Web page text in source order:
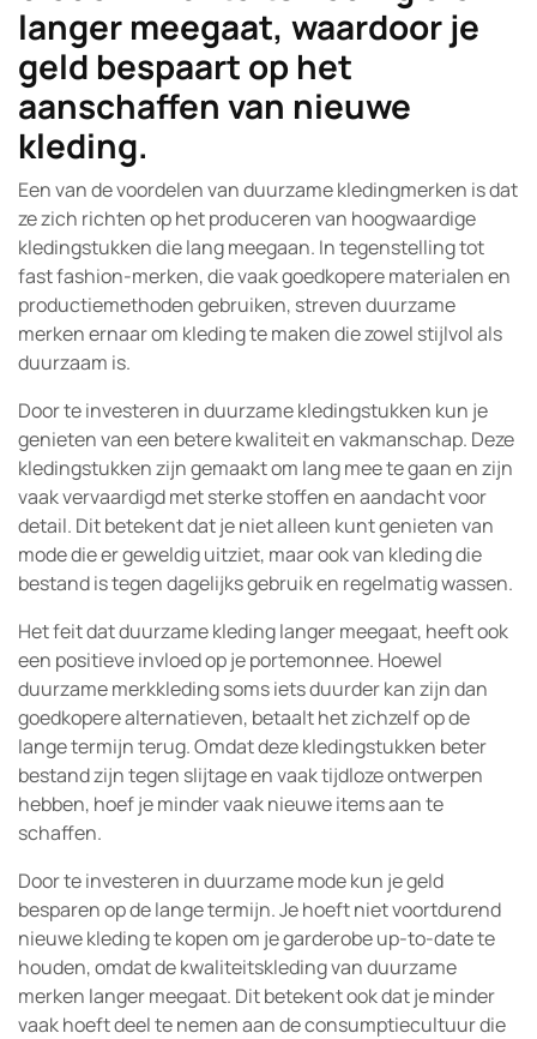
langer meegaat, waardoor je
geld bespaart op het
aanschaffen van nieuwe
kleding.
Een van de voordelen van duurzame kledingmerken is dat
ze zich richten op het produceren van hoogwaardige
kledingstukken die lang meegaan. In tegenstelling tot
fast fashion-merken, die vaak goedkopere materialen en
productiemethoden gebruiken, streven duurzame
merken ernaar om kleding te maken die zowel stijlvol als
duurzaam is.
Door te investeren in duurzame kledingstukken kun je
genieten van een betere kwaliteit en vakmanschap. Deze
kledingstukken zijn gemaakt om lang mee te gaan en zijn
vaak vervaardigd met sterke stoffen en aandacht voor
detail. Dit betekent dat je niet alleen kunt genieten van
mode die er geweldig uitziet, maar ook van kleding die
bestand is tegen dagelijks gebruik en regelmatig wassen.
Het feit dat duurzame kleding langer meegaat, heeft ook
een positieve invloed op je portemonnee. Hoewel
duurzame merkkleding soms iets duurder kan zijn dan
goedkopere alternatieven, betaalt het zichzelf op de
lange termijn terug. Omdat deze kledingstukken beter
bestand zijn tegen slijtage en vaak tijdloze ontwerpen
hebben, hoef je minder vaak nieuwe items aan te
schaffen.
Door te investeren in duurzame mode kun je geld
besparen op de lange termijn. Je hoeft niet voortdurend
nieuwe kleding te kopen om je garderobe up-to-date te
houden, omdat de kwaliteitskleding van duurzame
merken langer meegaat. Dit betekent ook dat je minder
vaak hoeft deel te nemen aan de consumptiecultuur die